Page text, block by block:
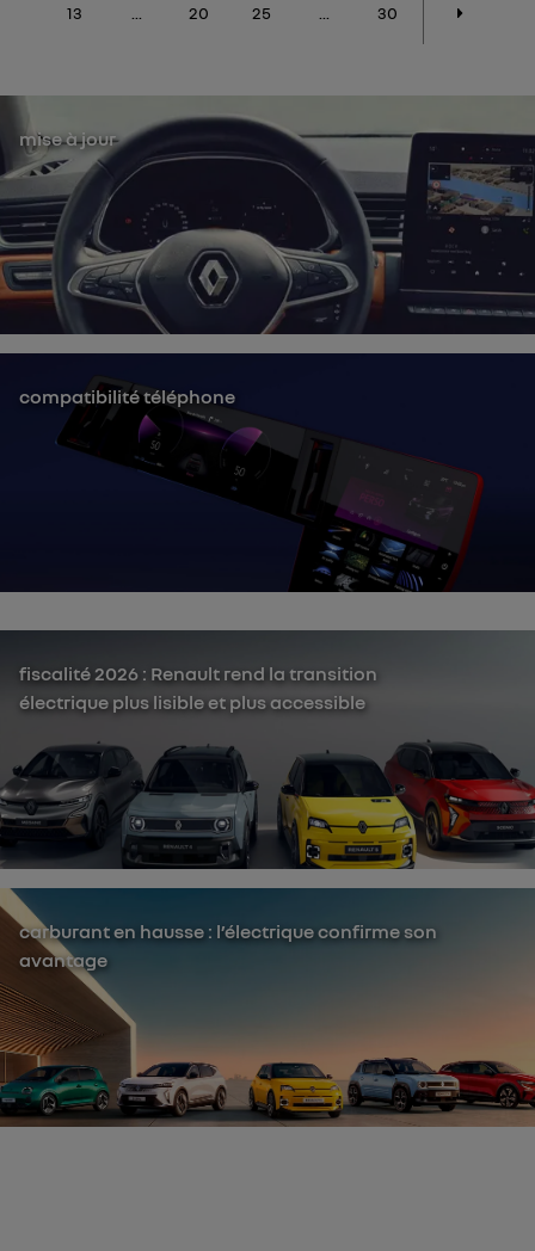
13 20 25 30
mise à jour
compatibilité téléphone
fiscalité 2026 : Renault rend la transition
électrique plus lisible et plus accessible
carburant en hausse : l’électrique confirme son
avantage